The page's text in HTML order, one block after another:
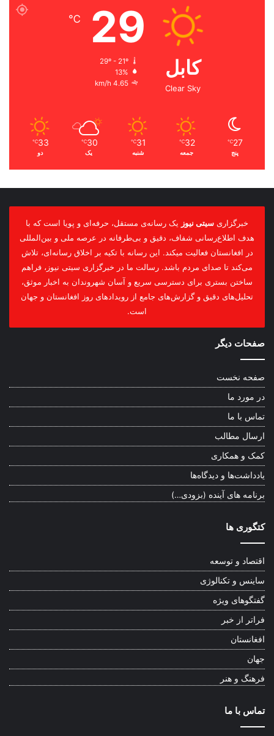
کابل
Clear Sky
29
℃
29º - 21º
13%
4.65 km/h
27
℃
پنج
32
℃
جمعه
31
℃
شنبه
30
℃
یک
33
℃
دو
خبرگزاری سیتی نیوز یک رسانه‌ی مستقل، حرفه‌ای و پویا است که با
هدف اطلاع‌رسانی شفاف، دقیق و بی‌طرفانه در عرصه ملی و بین‌المللی
در افغانستان فعالیت میکند. این رسانه با تکیه بر اخلاق رسانه‌ای، تلاش
می‌کند تا صدای مردم باشد. رسالت ما در خبرگزاری سیتی نیوز، فراهم
ساختن بستری برای دسترسی سریع و آسان شهروندان به اخبار موثق،
تحلیل‌های دقیق و گزارش‌های جامع از رویدادهای روز افغانستان و جهان
است.
صفحات دیگر
صفحه نخست
در مورد ما
تماس با ما
ارسال مطالب
کمک و همکاری
یادداشت‌ها و دیدگاه‌ها
برنامه های آینده (بزودی…)
کتگوری ها
اقتصاد و توسعه
ساینس و تکنالوژی
گفتگوهای ویژه
فراتر از خبر
افغانستان
جهان
فرهنگ و هنر
تماس با ما